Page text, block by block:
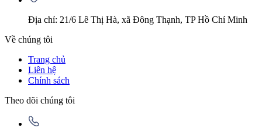
Địa chỉ: 21/6 Lê Thị Hà, xã Đông Thạnh, TP Hồ Chí Minh
Về chúng tôi
Trang chủ
Liên hệ
Chính sách
Theo dõi chúng tôi